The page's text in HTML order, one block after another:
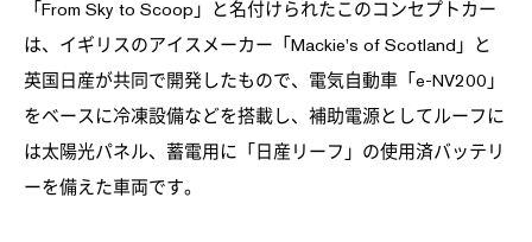
「From Sky to Scoop」と名付けられたこのコンセプトカー
は、イギリスのアイスメーカー「Mackie's of Scotland」と
英国日産が共同で開発したもので、電気自動車「e-NV200」
をベースに冷凍設備などを搭載し、補助電源としてルーフに
は太陽光パネル、蓄電用に「日産リーフ」の使用済バッテリ
ーを備えた車両です。